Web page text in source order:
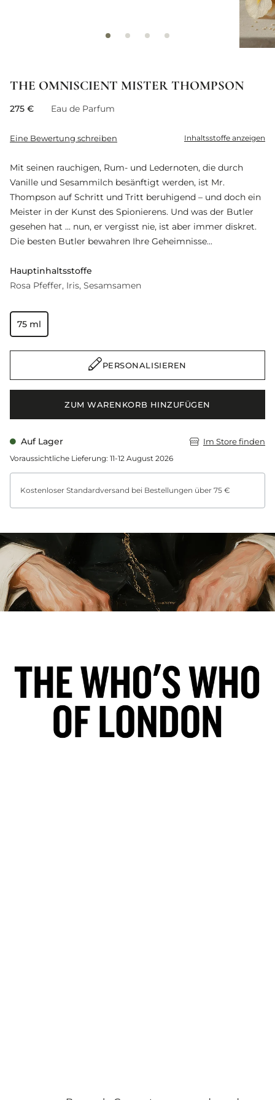
THE OMNISCIENT MISTER THOMPSON
275 € Eau de Parfum
Eine Bewertung schreiben Inhaltsstoffe anzeigen
Mit seinen rauchigen, Rum- und Ledernoten, die durch
Vanille und Sesammilch besänftigt werden, ist Mr.
Thompson auf Schritt und Tritt beruhigend – und doch ein
Meister in der Kunst des Spionierens. Und was der Butler
gesehen hat ... nun, er vergisst nie, ist aber immer diskret.
Die besten Butler bewahren Ihre Geheimnisse...
Hauptinhaltsstoffe
Rosa Pfeffer Iris Sesamsamen
75 ml
PERSONALISIEREN
ZUM WARENKORB HINZUFÜGEN
Auf Lager
Voraussichtliche Lieferung: 11-12 August 2026
Im Store finden
Kostenloser Standardversand bei Bestellungen über 75 €